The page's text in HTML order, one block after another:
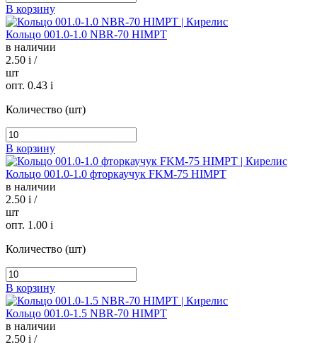
В корзину
Кольцо 001.0-1.0 NBR-70 HIMPT
в наличии
2.50 i /
шт
опт. 0.43 i
Количество (шт)
В корзину
Кольцо 001.0-1.0 фторкаучук FKM-75 HIMPT
в наличии
2.50 i /
шт
опт. 1.00 i
Количество (шт)
В корзину
Кольцо 001.0-1.5 NBR-70 HIMPT
в наличии
2.50 i /